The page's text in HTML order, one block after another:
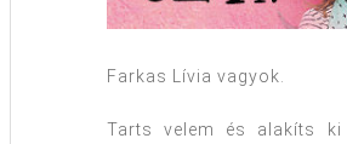
Farkas Lívia vagyok.
Tarts velem és alakíts